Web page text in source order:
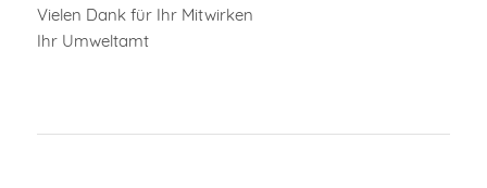
Vielen Dank für Ihr Mitwirken
Ihr Umweltamt